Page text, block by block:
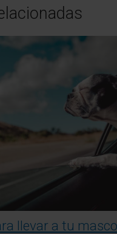
llevar a tu